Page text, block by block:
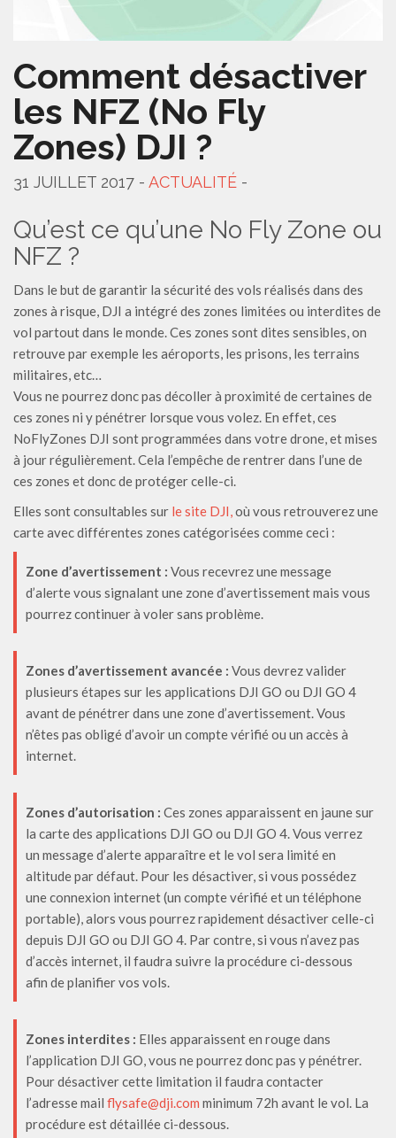
Comment désactiver
les NFZ (No Fly
Zones) DJI ?
31 JUILLET 2017 - ACTUALITÉ -
Qu’est ce qu’une No Fly Zone ou
NFZ ?
Dans le but de garantir la sécurité des vols réalisés dans des
zones à risque, DJI a intégré des zones limitées ou interdites de
vol partout dans le monde. Ces zones sont dites sensibles, on
retrouve par exemple les aéroports, les prisons, les terrains
militaires, etc…
Vous ne pourrez donc pas décoller à proximité de certaines de
ces zones ni y pénétrer lorsque vous volez. En effet, ces
NoFlyZones DJI sont programmées dans votre drone, et mises
à jour régulièrement. Cela l’empêche de rentrer dans l’une de
ces zones et donc de protéger celle-ci.
Elles sont consultables sur le site DJI,où vous retrouverez une
carte avec différentes zones catégorisées comme ceci :
Zone d’avertissement : Vous recevrez une message
d’alerte vous signalant une zone d’avertissement mais vous
pourrez continuer à voler sans problème.
Zones d’avertissement avancée : Vous devrez valider
plusieurs étapes sur les applications DJI GO ou DJI GO 4
avant de pénétrer dans une zone d’avertissement. Vous
n’êtes pas obligé d’avoir un compte vérifié ou un accès à
internet.
Zones d’autorisation : Ces zones apparaissent en jaune sur
la carte des applications DJI GO ou DJI GO 4. Vous verrez
un message d’alerte apparaître et le vol sera limité en
altitude par défaut. Pour les désactiver, si vous possédez
une connexion internet (un compte vérifié et un téléphone
portable), alors vous pourrez rapidement désactiver celle-ci
depuis DJI GO ou DJI GO 4. Par contre, si vous n’avez pas
d’accès internet, il faudra suivre la procédure ci-dessous
afin de planifier vos vols.
Zones interdites : Elles apparaissent en rouge dans
l’application DJI GO, vous ne pourrez donc pas y pénétrer.
Pour désactiver cette limitation il faudra contacter
l’adresse mail flysafe@dji.com minimum 72h avant le vol. La
procédure est détaillée ci-dessous.